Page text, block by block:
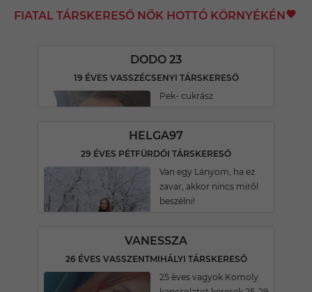
FIATAL TÁRSKERESŐ NŐK HOTTÓ KÖRNYÉKÉN
DODO 23
19 ÉVES VASSZÉCSENYI TÁRSKERESŐ
Pek- cukrász
HELGA97
29 ÉVES PÉTFÜRDŐI TÁRSKERESŐ
Van egy Lányom, ha ez
zavar, akkor nincs miről
beszélni!
VANESSZA
26 ÉVES VASSZENTMIHÁLYI TÁRSKERESŐ
25 èves vagyok Komoly